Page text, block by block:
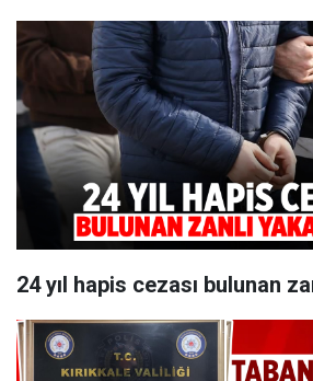
24 yıl hapis cezası bulunan